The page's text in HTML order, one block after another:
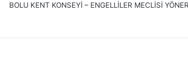
BOLU KENT KONSEYİ – ENGELLİLER MECLİSİ